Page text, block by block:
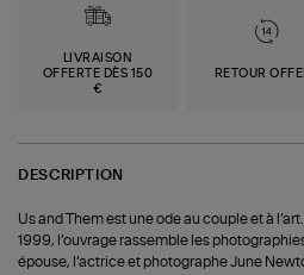
LIVRAISON
OFFERTE DÈS 150
€
RETOUR
DESCRIPTION
Us and Them est une ode au couple et à
1999, l’ouvrage rassemble les
épouse, l’actrice et photographe June